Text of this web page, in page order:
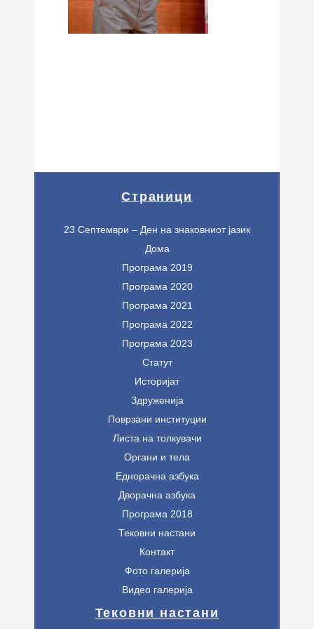
Страници
23 Септември – Ден на знаковниот јазик
Дома
Програма 2019
Програма 2020
Програма 2021
Програма 2022
Програма 2023
Статут
Историјат
Здруженија
Поврзани институции
Листа на толкувачи
Органи и тела
Еднорачна азбука
Дворачна азбука
Програма 2018
Тековни настани
Контакт
Фото галерија
Видео галерија
Тековни настани